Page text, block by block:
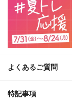
よくあるご質問
特記事項